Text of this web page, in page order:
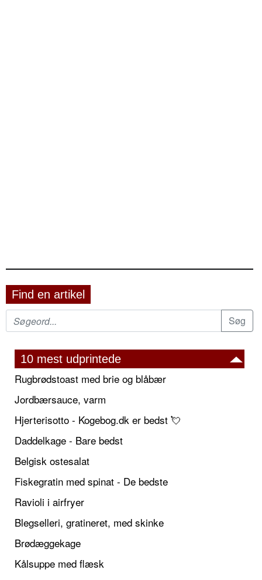
Find en artikel
10 mest udprintede
Rugbrødstoast med brie og blåbær
Jordbærsauce, varm
Hjerterisotto - Kogebog.dk er bedst 💘
Daddelkage - Bare bedst
Belgisk ostesalat
Fiskegratin med spinat - De bedste
Ravioli i airfryer
Blegselleri, gratineret, med skinke
Brødæggekage
Kålsuppe med flæsk